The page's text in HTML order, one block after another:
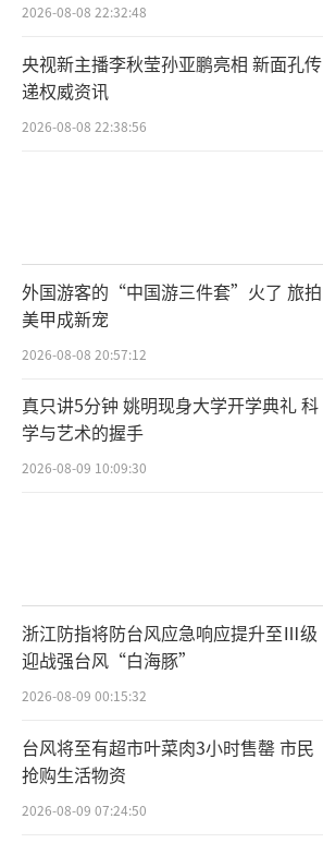
2026-08-08 22:32:48
央视新主播李秋莹孙亚鹏亮相 新面孔传
递权威资讯
2026-08-08 22:38:56
外国游客的“中国游三件套”火了 旅拍
美甲成新宠
2026-08-08 20:57:12
真只讲5分钟 姚明现身大学开学典礼 科
学与艺术的握手
2026-08-09 10:09:30
浙江防指将防台风应急响应提升至Ⅲ级
迎战强台风“白海豚”
2026-08-09 00:15:32
台风将至有超市叶菜肉3小时售罄 市民
抢购生活物资
2026-08-09 07:24:50